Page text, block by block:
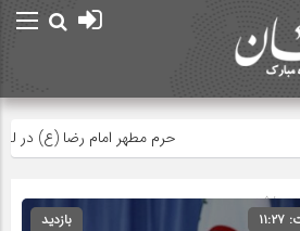
حرم مطهر امام رضا (ع) در لحظه
نشده
بازدید